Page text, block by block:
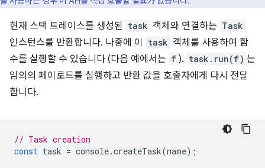
현재 스택 트레이스를 생성된 task 객체와 연결하는 Task
인스턴스를 반환합니다. 나중에 이 task 객체를 사용하여 함
수를 실행할 수 있습니다 (다음 예에서는 f ). task.run(f) 는
임의의 페이로드를 실행하고 반환 값을 호출자에게 다시 전달
합니다.
// Task creation
const task = console.createTask(name);